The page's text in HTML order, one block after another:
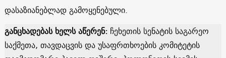
დასაზიანებლად გამოყენებული.
განცხადებას ხელს აწერენ:ჩეხეთის სენატის საგარეო
საქმეთა, თავდაცვის და უსაფრთხოების კომიტეტის